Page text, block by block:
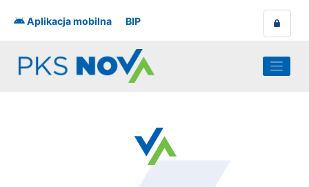
Aplikacja mobilna BIP